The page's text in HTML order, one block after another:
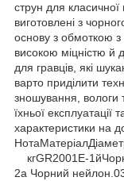
струн для класичної
виготовлені з
основу з обмоткою з
високою міцністю й
для гравців, які
варто приділити
зношування, вологи
їхньої експлуатації
характеристики на
кгGR2001E-
2а Чорний